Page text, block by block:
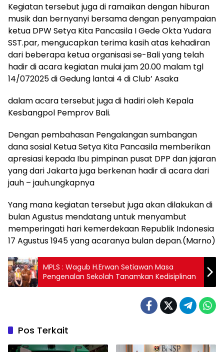
Kegiatan tersebut juga di ramaikan dengan hiburan
musik dan bernyanyi bersama dengan penyampaian
ketua DPW Setya Kita Pancasila I Gede Okta Yudara
SST.par, mengucapkan terima kasih atas kehadiran
dari beberapa ketua organisasi se-Bali yang telah
hadir di acara kegiatan mulai jam 20.00 malam tgl
14/072025 di Gedung lantai 4 di Club’ Asaka
dalam acara tersebut juga di hadiri oleh Kepala
Kesbangpol Pemprov Bali.
Dengan pembahasan Pengalangan sumbangan
dana sosial Ketua Setya Kita Pancasila memberikan
apresiasi kepada Ibu pimpinan pusat DPP dan jajaran
yang dari Jakarta juga berkenan hadir di acara dari
jauh – jauh.ungkapnya
Yang mana kegiatan tersebut juga akan dilakukan di
bulan Agustus mendatang untuk menyambut
memperingati hari kemerdekaan Republik Indonesia
17 Agustus 1945 yang acaranya bulan depan.(Marno)
MPLS : Wagub H.Erwan Setiawan Masa
Pengenalan Sekolah Tanamkan Kedisiplinan
Pos Terkait